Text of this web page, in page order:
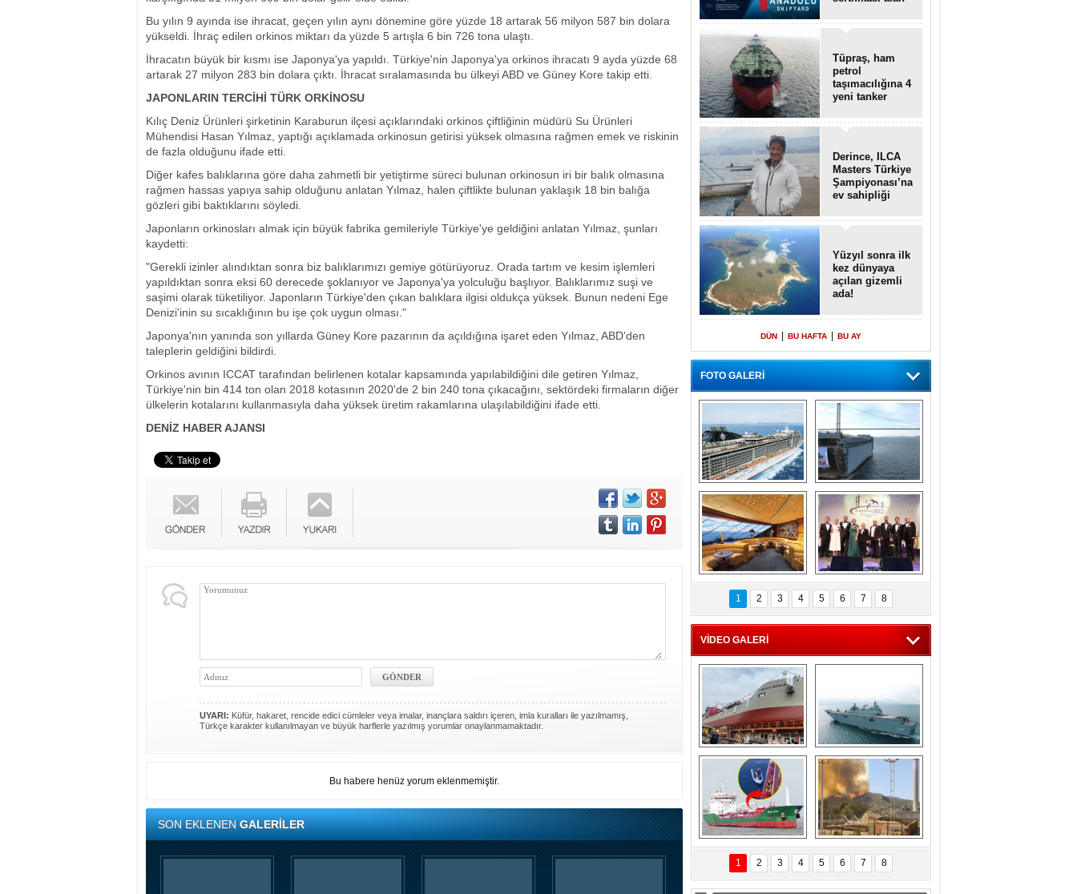
Bu yılın 9 ayında ise ihracat, geçen yılın aynı dönemine göre yüzde 18 artarak 56 milyon 587 bin dolara
yükseldi. İhraç edilen orkinos miktarı da yüzde 5 artışla 6 bin 726 tona ulaştı.
İhracatın büyük bir kısmı ise Japonya'ya yapıldı. Türkiye'nin Japonya'ya orkinos ihracatı 9 ayda yüzde 68
artarak 27 milyon 283 bin dolara çıktı. İhracat sıralamasında bu ülkeyi ABD ve Güney Kore takip etti.
JAPONLARIN TERCİHİ TÜRK ORKİNOSU
Kılıç Deniz Ürünleri şirketinin Karaburun ilçesi açıklarındaki orkinos çiftliğinin müdürü Su Ürünleri
Mühendisi Hasan Yılmaz, yaptığı açıklamada orkinosun getirisi yüksek olmasına rağmen emek ve riskinin
de fazla olduğunu ifade etti.
Diğer kafes balıklarına göre daha zahmetli bir yetiştirme süreci bulunan orkinosun iri bir balık olmasına
rağmen hassas yapıya sahip olduğunu anlatan Yılmaz, halen çiftlikte bulunan yaklaşık 18 bin balığa
gözleri gibi baktıklarını söyledi.
Japonların orkinosları almak için büyük fabrika gemileriyle Türkiye'ye geldiğini anlatan Yılmaz, şunları
kaydetti:
"Gerekli izinler alındıktan sonra biz balıklarımızı gemiye götürüyoruz. Orada tartım ve kesim işlemleri
yapıldıktan sonra eksi 60 derecede şoklanıyor ve Japonya'ya yolculuğu başlıyor. Balıklarımız suşi ve
saşimi olarak tüketiliyor. Japonların Türkiye'den çıkan balıklara ilgisi oldukça yüksek. Bunun nedeni Ege
Denizi'inin su sıcaklığının bu işe çok uygun olması."
Japonya'nın yanında son yıllarda Güney Kore pazarının da açıldığına işaret eden Yılmaz, ABD'den
taleplerin geldiğini bildirdi.
Orkinos avının ICCAT tarafından belirlenen kotalar kapsamında yapılabildiğini dile getiren Yılmaz,
Türkiye'nin bin 414 ton olan 2018 kotasının 2020'de 2 bin 240 tona çıkacağını, sektördeki firmaların diğer
ülkelerin kotalarını kullanmasıyla daha yüksek üretim rakamlarına ulaşılabildiğini ifade etti.
DENİZ HABER AJANSI
UYARI: Küfür, hakaret, rencide edici cümleler veya imalar, inançlara saldırı içeren, imla kuralları ile yazılmamış,
Türkçe karakter kullanılmayan ve büyük harflerle yazılmış yorumlar onaylanmamaktadır.
Bu habere henüz yorum eklenmemiştir.
SON EKLENENGALERİLER
Tüpraş, ham
petrol
taşımacılığına 4
yeni tanker
Derince, ILCA
Masters Türkiye
Şampiyonası’na
ev sahipliği
Yüzyıl sonra ilk
kez dünyaya
açılan gizemli
ada!
DÜN BU HAFTA BU AY
FOTO GALERİ
“Gemi içinde gemi”
konsepti ile MSC
Splendida
Dünyada tek!
Denizaltı yüzer
havuzu intikal
seyrine başladı
MSC'den 55 milyon
euroluk turizm geliri
müjdesi
5. Bosphorus Ship
Brokers Dinner,
İstanbul’da yapıldı
1 2 3 4 5 6 7 8
VİDEO GALERİ
Çeksan Tersanesi,
Başaran Bayrak
tankerini suya
indirdi
TCG Anadolu,
tersane teknik
seyrini tamamladı
Göçmenlerin
imdadına Türk
sahipli MINA DENIZ
yetişti
Milas’taki yangın
yeniden termik
santrallere doğru
ilerliyor
1 2 3 4 5 6 7 8